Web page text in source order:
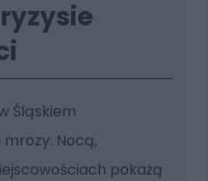
Śląskiem
Nocą,
pokażą